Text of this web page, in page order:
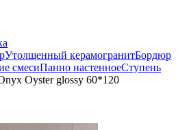
Утолщенный керамогранитБордюр
смесиПанно настенноеСтупень
Oyster glossy 60*120